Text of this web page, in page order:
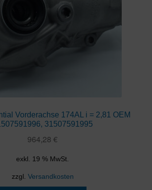
Vorderachse 174AL i = 2,81 OEM
31507591995
964,28 €
exkl. 19 % MwSt.
zzgl. Versandkosten